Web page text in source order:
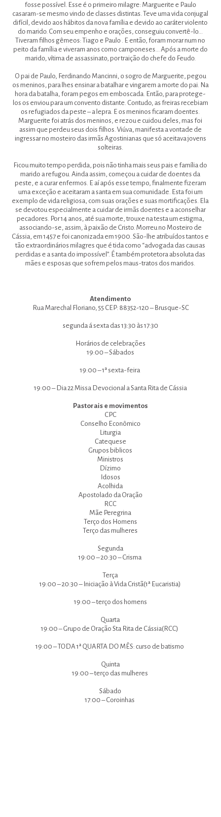
fosse possível. Esse é o primeiro milagre: Marguerite e Paulo
casaram-se mesmo vindo de classes distintas. Teve uma vida conjugal
difícil, devido aos hábitos da nova família e devido ao caráter violento
do marido. Com seu empenho e orações, conseguiu convertê-lo…
Tiveram filhos gêmeos: Tiago e Paulo . E então, foram morar num no
peito da família e viveram anos como camponeses… Após a morte do
marido, vítima de assassinato, por traição do chefe do Feudo.
O pai de Paulo, Ferdinando Mancinni, o sogro de Marguerite, pegou
os meninos, para lhes ensinar a batalhar e vingarem a morte do pai. Na
hora da batalha, foram pegos em emboscada. Então, para protege-
los os enviou para um convento distante. Contudo, as freiras recebiam
os refugiados da peste – a lepra. E os meninos ficaram doentes.
Marguerite foi atrás dos meninos, e rezou e cuidou deles, mas foi
assim que perdeu seus dois filhos. Viúva, manifesta a vontade de
ingressar no mosteiro das irmãs Agostinianas que só aceitava jovens
solteiras.
Ficou muito tempo perdida, pois não tinha mais seus pais e família do
marido a refugou. Ainda assim, começou a cuidar de doentes da
peste, e a curar enfermos. E aí após esse tempo, finalmente fizeram
uma exceção e aceitaram a santa em sua comunidade. Esta foi um
exemplo de vida religiosa, com suas orações e suas mortificações. Ela
se devotou especialmente a cuidar de irmãs doentes e a aconselhar
pecadores. Por 14 anos, até sua morte, trouxe na testa um estigma,
associando-se, assim, à paixão de Cristo. Morreu no Mosteiro de
Cássia, em 1457 e foi canonizada em 1900. São-lhe atribuídos tantos e
tão extraordinários milagres que é tida como “advogada das causas
perdidas e a santa do impossível”. É também protetora absoluta das
mães e esposas que sofrem pelos maus-tratos dos maridos.
Atendimento
Rua Marechal Floriano, 55 CEP: 88352-120 – Brusque-SC
segunda á sexta das 13:30 às 17:30
Horários de celebrações
19:00 – Sábados
19:00 – 1ª sexta-feira
19:00 – Dia 22 Missa Devocional a Santa Rita de Cássia
Pastorais e movimentos
CPC
Conselho Econômico
Liturgia
Catequese
Grupos biblicos
Ministros
Dízimo
Idosos
Acolhida
Apostolado da Oração
RCC
Mãe Peregrina
Terço dos Homens
Terço das mulheres
Segunda
19:00 – 20:30 – Crisma
Terça
19:00 – 20:30 – Iniciação à Vida Cristã(1ª Eucaristia)
19:00 – terço dos homens
Quarta
19:00 – Grupo de Oração Sta Rita de Cássia(RCC)
19:00 – TODA 1ª QUARTA DO MÊS: curso de batismo
Quinta
19:00 – terço das mulheres
Sábado
17:00 – Coroinhas